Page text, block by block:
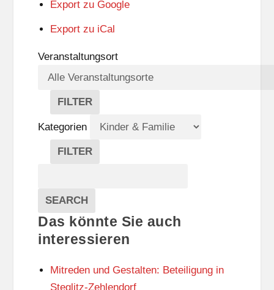
Export zu Google
Export zu iCal
Veranstaltungsort
FILTER
V
E
R
A
A
L
T
U
N
S
O
Kategorien
FILTER
E
G
O
R
N
Veranstaltungen
SEARCH
Das könnte Sie auch
interessieren
Mitreden und Gestalten: Beteiligung in
Steglitz-Zehlendorf